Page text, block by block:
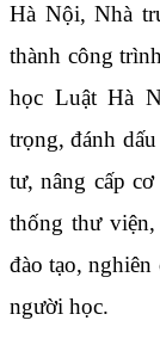
Hà Nội, Nhà
thành công
học Luật Hà
trọng, đánh
tư, nâng cấp
thống thư
đào tạo,
người học.